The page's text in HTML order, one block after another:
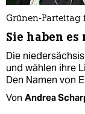
Grünen-Parteitag
Sie haben
Die
und wählen ihre
Den Namen von
Von Andrea